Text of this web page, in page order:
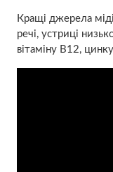
Кращі джерела
речі, устриці
вітаміну B12,